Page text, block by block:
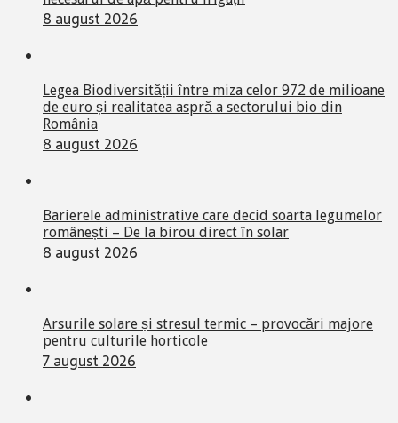
8 august 2026
Legea Biodiversității între miza celor 972 de milioane
de euro și realitatea aspră a sectorului bio din
România
8 august 2026
Barierele administrative care decid soarta legumelor
românești – De la birou direct în solar
8 august 2026
Arsurile solare și stresul termic – provocări majore
pentru culturile horticole
7 august 2026